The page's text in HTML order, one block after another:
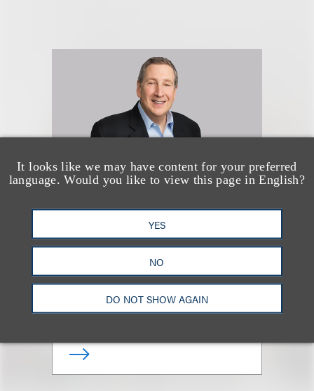
It looks like we may have content for your preferred
language. Would you like to view this page in English?
YES
NO
DO NOT SHOW AGAIN
Kenneth A. Adler
(he/him)
合伙人
+1.212.407.4284